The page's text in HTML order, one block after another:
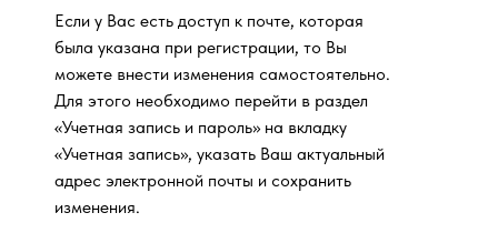
Если у Вас есть доступ к почте, которая
была указана при регистрации, то Вы
можете внести изменения самостоятельно.
Для этого необходимо перейти в раздел
«Учетная запись и пароль» на вкладку
«Учетная запись», указать Ваш актуальный
адрес электронной почты и сохранить
изменения.